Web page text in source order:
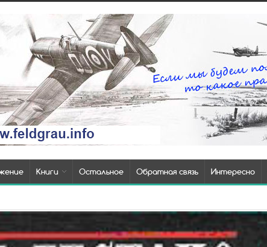
Книги Остальное Обратная связь Интересно